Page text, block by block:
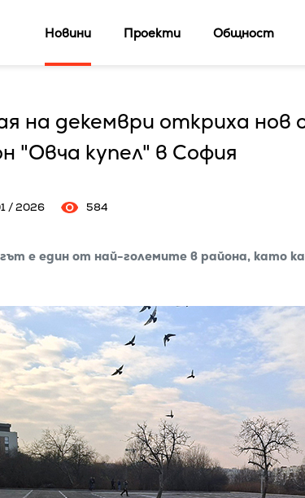
Новини Проекти Общност
на декември откриха нов
"Овча купел" в София
/ 2026 584
е един от най-големите в района, като